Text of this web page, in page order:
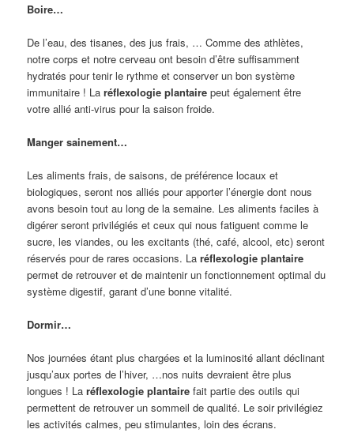
Boire…
De l’eau, des tisanes, des jus frais, … Comme des athlètes,
notre corps et notre cerveau ont besoin d’être suffisamment
hydratés pour tenir le rythme et conserver un bon système
immunitaire ! Laréflexologie plantaire peut également être
votre allié anti-virus pour la saison froide.
Manger sainement…
Les aliments frais, de saisons, de préférence locaux et
biologiques, seront nos alliés pour apporter l’énergie dont nous
avons besoin tout au long de la semaine. Les aliments faciles à
digérer seront privilégiés et ceux qui nous fatiguent comme le
sucre, les viandes, ou les excitants (thé, café, alcool, etc) seront
réservés pour de rares occasions. Laréflexologie plantaire
permet de retrouver et de maintenir un fonctionnement optimal du
système digestif, garant d’une bonne vitalité.
Dormir…
Nos journées étant plus chargées et la luminosité allant déclinant
jusqu’aux portes de l’hiver, …nos nuits devraient être plus
longues ! Laréflexologie plantaire fait partie des outils qui
permettent de retrouver un sommeil de qualité. Le soir privilégiez
les activités calmes, peu stimulantes, loin des écrans.